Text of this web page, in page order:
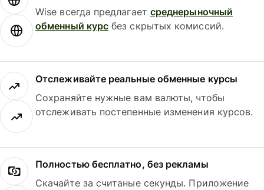
Wise всегда предлагает среднерыночный
обменный курс без скрытых комиссий.
Отслеживайте реальные обменные курсы
Сохраняйте нужные вам валюты, чтобы
отслеживать постепенные изменения курсов.
Полностью бесплатно, без рекламы
Скачайте за считаные секунды. Приложение